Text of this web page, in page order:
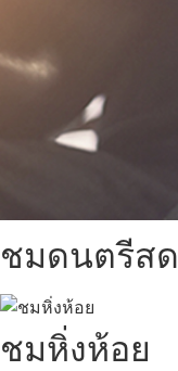
ชมดนตรีสด
ชมหิ่งห้อย